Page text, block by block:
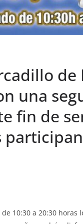
una
fin de
10:30 a 20:30 horas